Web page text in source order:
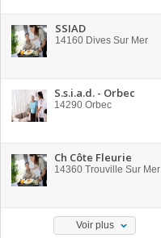
SSIAD
14160 Dives Sur Mer
S.s.i.a.d. - Orbec
14290 Orbec
Ch Côte Fleurie
14360 Trouville Sur Mer
Voir plus